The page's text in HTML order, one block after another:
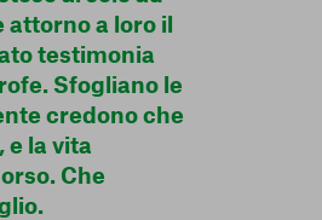
attorno a loro il
testimonia
Sfogliano le
credono che
e la vita
Che